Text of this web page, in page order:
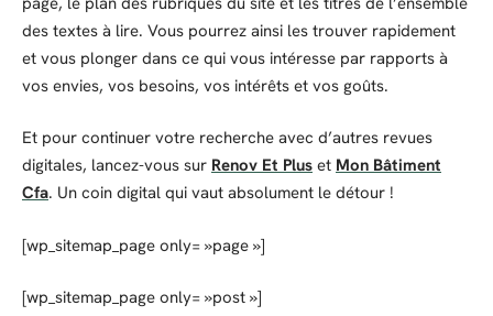
des textes à lire. Vous pourrez ainsi les trouver rapidement
et vous plonger dans ce qui vous intéresse par rapports à
vos envies, vos besoins, vos intérêts et vos goûts.
Et pour continuer votre recherche avec d’autres revues
digitales, lancez-vous sur Renov Et Plus et Mon Bâtiment
Cfa. Un coin digital qui vaut absolument le détour !
[wp_sitemap_page only= »page »]
[wp_sitemap_page only= »post »]